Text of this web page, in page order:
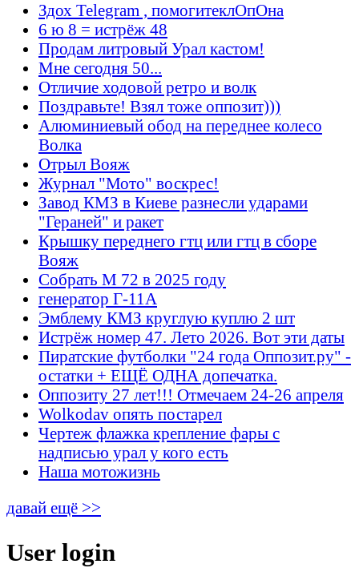
Здох Telegram , помогитеклОпОна
6 ю 8 = истрёж 48
Продам литровый Урал кастом!
Мне сегодня 50...
Отличие ходовой ретро и волк
Поздравьте! Взял тоже оппозит)))
Алюминиевый обод на переднее колесо
Волка
Отрыл Вояж
Журнал "Мото" воскрес!
Завод КМЗ в Киеве разнесли ударами
"Гераней" и ракет
Крышку переднего гтц или гтц в сборе
Вояж
Собрать М 72 в 2025 году
генератор Г-11А
Эмблему КМЗ круглую куплю 2 шт
Истрёж номер 47. Лето 2026. Вот эти даты
Пиратские футболки "24 года Оппозит.ру" -
остатки + ЕЩЁ ОДНА допечатка.
Оппозиту 27 лет!!! Отмечаем 24-26 апреля
Wolkodav опять постарел
Чертеж флажка крепление фары с
надписью урал у кого есть
Наша мотожизнь
давай ещё >>
User login